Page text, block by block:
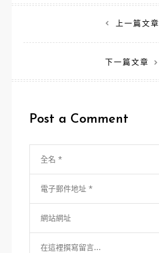
章
上一篇文章
下一篇文章
Post a Comment